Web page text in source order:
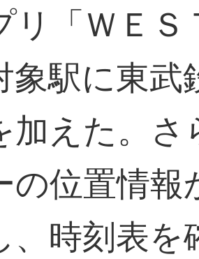
リ「ＷＥ
象駅に東武
加えた。
の位置情
、時刻表